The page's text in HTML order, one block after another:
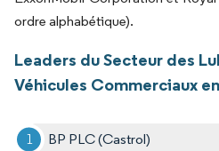
ordre alphabétique).
Leaders du Secteur des
Véhicules Commerciaux
BP PLC (Castrol)